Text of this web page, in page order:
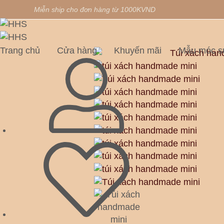
Miễn ship cho đơn hàng từ 1000KVND
Trang chủ Cửa hàng Khuyến mãi Mẫu móc